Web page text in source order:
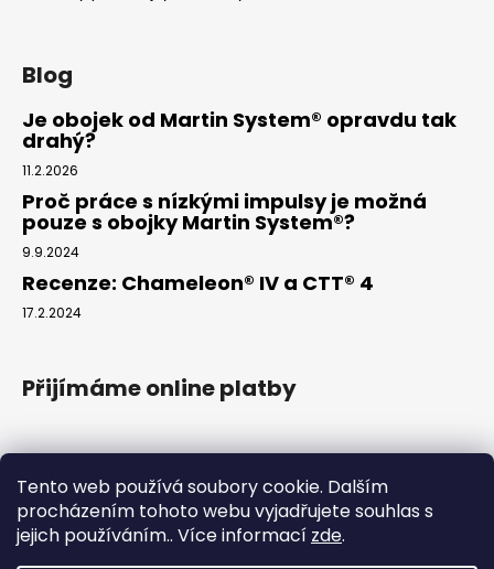
Tento web používá soubory cookie. Dalším
procházením tohoto webu vyjadřujete souhlas s
jejich používáním.. Více informací zde.
Blog
Je obojek od Martin System® opravdu tak
drahý?
11.2.2026
Proč práce s nízkými impulsy je možná
pouze s obojky Martin System®?
9.9.2024
Recenze: Chameleon® IV a CTT® 4
17.2.2024
Přijímáme online platby